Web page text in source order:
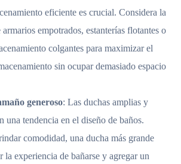
eficiente es crucial. Considera la
empotrados, estanterías flotantes o
colgantes para maximizar el
sin ocupar demasiado espacio
generoso: Las duchas amplias y
una tendencia en el diseño de baños.
comodidad, una ducha más grande
la experiencia de bañarse y agregar un